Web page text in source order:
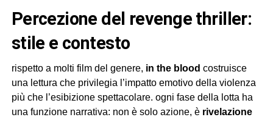
percezione del revenge thriller:
stile e contesto
rispetto a molti film del genere, in the blood costruisce
una lettura che privilegia l’impatto emotivo della violenza
più che l’esibizione spettacolare. ogni fase della lotta ha
una funzione narrativa: non è solo azione, è rivelazione